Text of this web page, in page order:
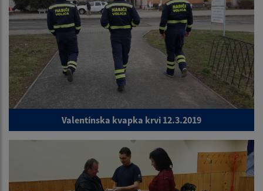
Valentínska kvapka krvi 12.3.2019